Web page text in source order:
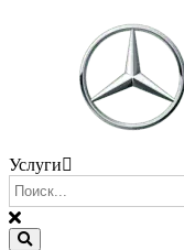
Услуги